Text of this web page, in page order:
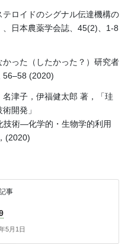
ロイドのシグナル伝達機構の
日本農薬学会誌、45(2)、1-8
った（したかった？）研究者
56–58 (2020)
津子，伊福健太郎 著，「珪
開発」
技術―化学的・生物学的利用
(2020)
事
5月1日